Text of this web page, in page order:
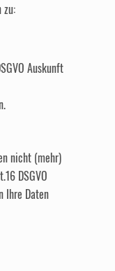
zu:
Auskunft
nicht (mehr)
DSGVO
Ihre Daten